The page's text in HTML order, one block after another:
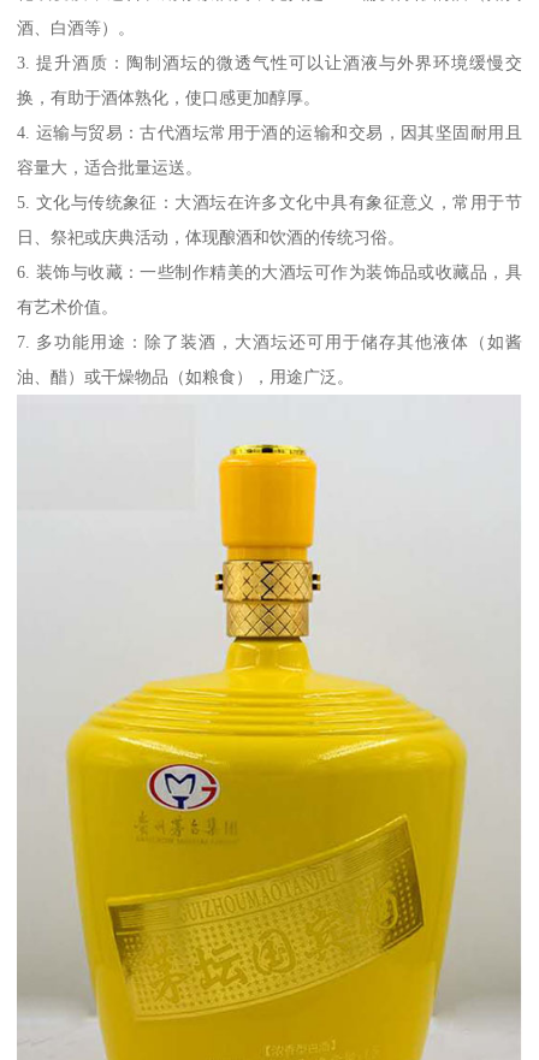
酒、白酒等）。
3. 提升酒质：陶制酒坛的微透气性可以让酒液与外界环境缓慢交
换，有助于酒体熟化，使口感更加醇厚。
4. 运输与贸易：古代酒坛常用于酒的运输和交易，因其坚固耐用且
容量大，适合批量运送。
5. 文化与传统象征：大酒坛在许多文化中具有象征意义，常用于节
日、祭祀或庆典活动，体现酿酒和饮酒的传统习俗。
6. 装饰与收藏：一些制作精美的大酒坛可作为装饰品或收藏品，具
有艺术价值。
7. 多功能用途：除了装酒，大酒坛还可用于储存其他液体（如酱
油、醋）或干燥物品（如粮食），用途广泛。